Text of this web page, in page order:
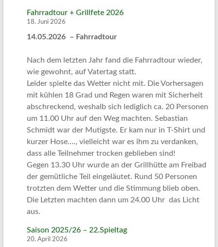
Fahrradtour + Grillfete 2026
18. Juni 2026
14.05.2026 – Fahrradtour
Nach dem letzten Jahr fand die Fahrradtour wieder,
wie gewohnt, auf Vatertag statt.
Leider spielte das Wetter nicht mit. Die Vorhersagen
mit kühlen 18 Grad und Regen waren mit Sicherheit
abschreckend, weshalb sich lediglich ca. 20 Personen
um 11.00 Uhr auf den Weg machten. Sebastian
Schmidt war der Mutigste. Er kam nur in T-Shirt und
kurzer Hose…., vielleicht war es ihm zu verdanken,
dass alle Teilnehmer trocken geblieben sind!
Gegen 13.30 Uhr wurde an der Grillhütte am Freibad
der gemütliche Teil eingeläutet. Rund 50 Personen
trotzten dem Wetter und die Stimmung blieb oben.
Die Letzten machten dann um 24.00 Uhr das Licht
aus.
Saison 2025/26 – 22.Spieltag
20. April 2026